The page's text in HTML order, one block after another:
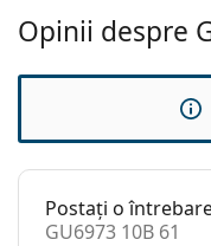
Altele
Sex:
Brand:
Utilizare:
Cod:
Opinii despre
Postați o
GU6973 10B 61